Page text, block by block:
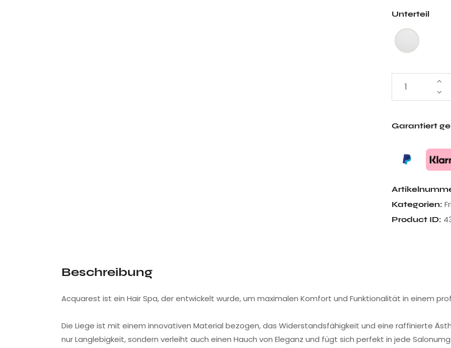
Unterteil
Garantiert
Kategorien:
Product ID:
Beschreibung
Acquarest ist ein Hair Spa, der entwickelt wurde, um maximalen Komfort und Funktionalität in einem
Die Liege ist mit einem innovativen Material bezogen, das Widerstandsfähigkeit und eine raffinierte
nur Langlebigkeit, sondern verleiht auch einen Hauch von Eleganz und fügt sich perfekt in jede